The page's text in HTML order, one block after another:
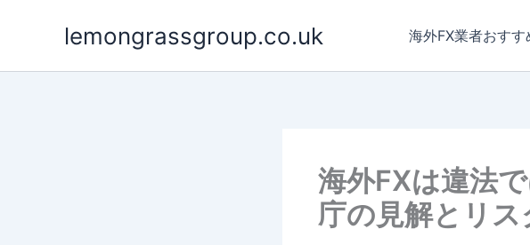
lemongrassgroup.co.uk 海外FX業者おす
海外FXは違法
庁の見解とリ